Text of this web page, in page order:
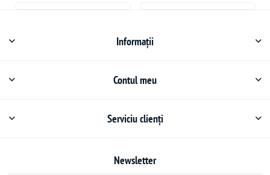
Informații
Contul meu
Serviciu clienți
Newsletter